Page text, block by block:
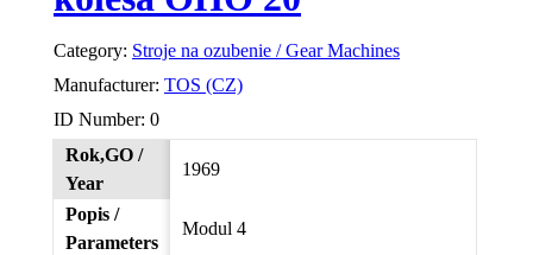
Category: Stroje na ozubenie / Gear Machines
Manufacturer: TOS (CZ)
ID Number: 0
Rok,GO /
Year
1969
Popis /
Parameters
Modul 4